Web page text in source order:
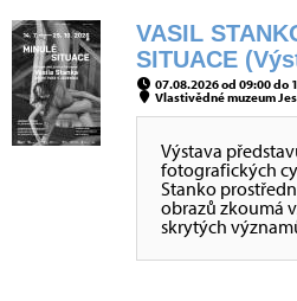
VASIL
SITUACE
07.08.2026 od 09:00 do
Vlastivědné muzeum
Výstava
fotografických
Stanko
obrazů zkoumá
skrytých